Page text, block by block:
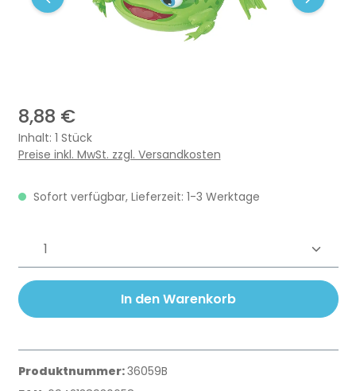
8,88 €
Inhalt: 1 Stück
Preise inkl. MwSt. zzgl. Versandkosten
Sofort verfügbar, Lieferzeit: 1-3 Werktage
Produkt Anzahl: Gib den
In den Warenkorb
Produktnummer:36059B